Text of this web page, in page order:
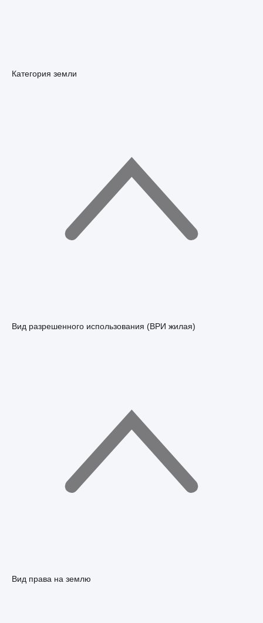
Категория земли
Вид разрешенного использования (ВРИ жилая)
Вид права на землю